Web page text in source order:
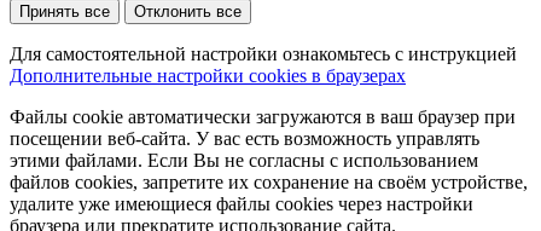
Принять все Отклонить все
Для самостоятельной настройки ознакомьтесь с инструкцией
Дополнительные настройки cookies в браузерах
Файлы cookie автоматически загружаются в ваш браузер при
посещении веб-сайта. У вас есть возможность управлять
этими файлами. Если Вы не согласны с использованием
файлов cookies, запретите их сохранение на своём устройстве,
удалите уже имеющиеся файлы cookies через настройки
браузера или прекратите использование сайта.